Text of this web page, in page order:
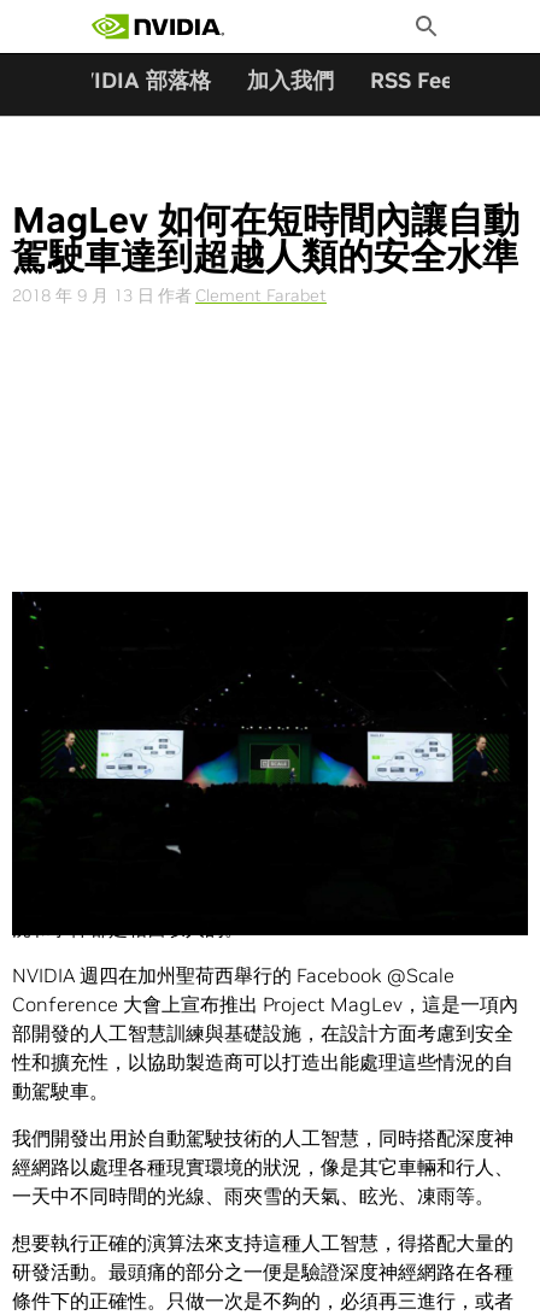
Toggle
Search
NVIDIA 部落格 加入我們 RSS Feeds
MagLev 如何在短時間內讓自動
駕駛車達到超越人類的安全水準
2018 年 9 月 13 日 作者 Clement Farabet
Share
自動駕駛技術能提高用路人的安全，將帶來不少好處，然而
複雜的行車環境又讓它難以運用人工智慧。
NVIDIA 週四在加州聖荷西舉行的 Facebook @Scale
Conference 大會上宣布推出 Project MagLev，這是一項內
部開發的人工智慧訓練與基礎設施，在設計方面考慮到安全
性和擴充性，以協助製造商可以打造出能處理這些情況的自
動駕駛車。
我們開發出用於自動駕駛技術的人工智慧，同時搭配深度神
經網路以處理各種現實環境的狀況，像是其它車輛和行人、
一天中不同時間的光線、雨夾雪的天氣、眩光、凍雨等。
想要執行正確的演算法來支持這種人工智慧，得搭配大量的
研發活動。最頭痛的部分之一便是驗證深度神經網路在各種
條件下的正確性。只做一次是不夠的，必須再三進行，或者